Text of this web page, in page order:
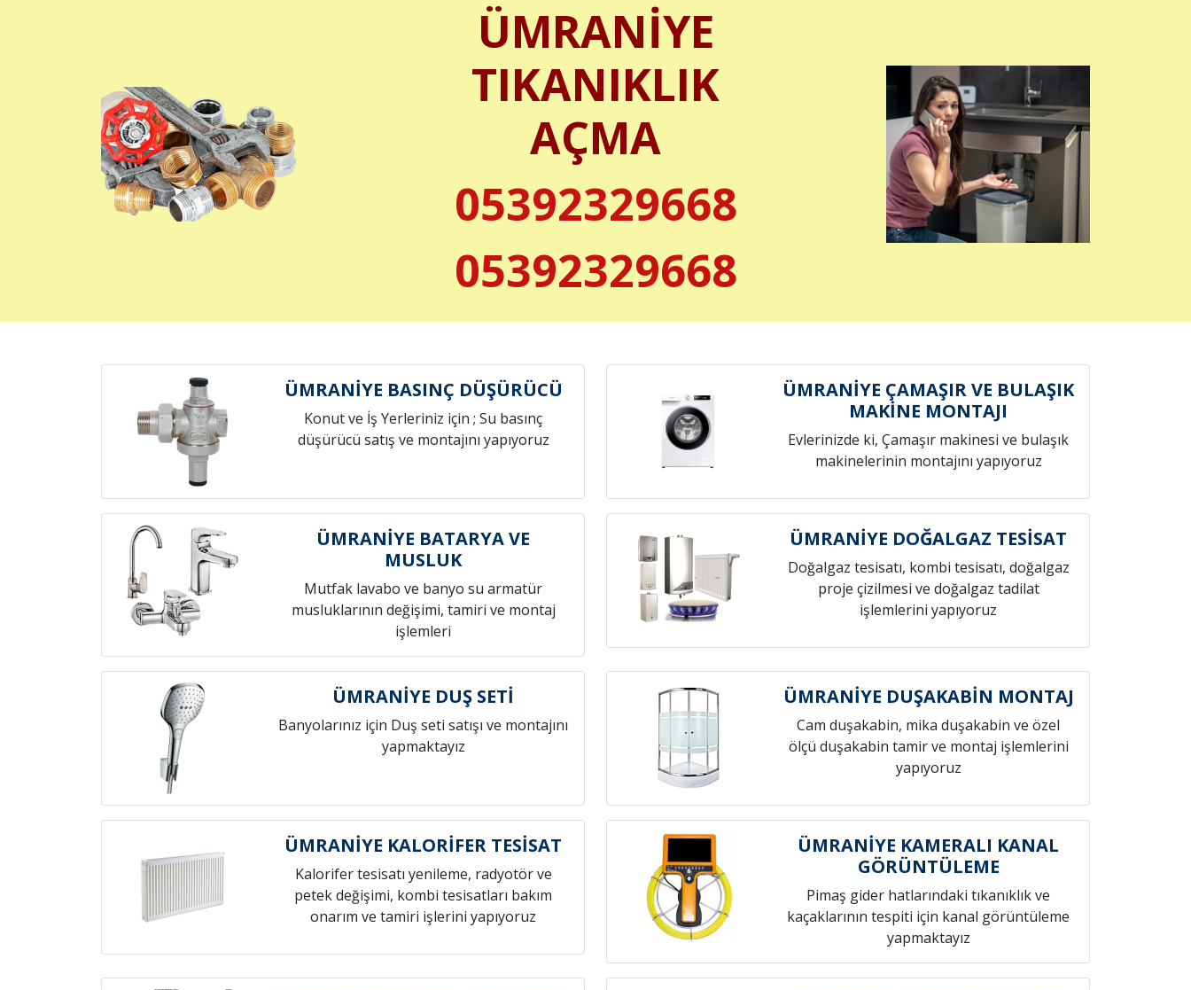
ÜMRANİYE
TIKANIKLIK
AÇMA
05392329668
05392329668
ÜMRANİYE BASINÇ DÜŞÜRÜCÜ
Konut ve İş Yerleriniz için ; Su basınç
düşürücü satış ve montajını yapıyoruz
ÜMRANİYE ÇAMAŞIR VE BULAŞIK
MAKİNE MONTAJI
Evlerinizde ki, Çamaşır makinesi ve bulaşık
makinelerinin montajını yapıyoruz
ÜMRANİYE BATARYA VE
MUSLUK
Mutfak lavabo ve banyo su armatür
musluklarının değişimi, tamiri ve montaj
işlemleri
ÜMRANİYE DOĞALGAZ TESİSAT
Doğalgaz tesisatı, kombi tesisatı, doğalgaz
proje çizilmesi ve doğalgaz tadilat
işlemlerini yapıyoruz
ÜMRANİYE DUŞ SETİ
Banyolarınız için Duş seti satışı ve montajını
yapmaktayız
ÜMRANİYE DUŞAKABİN MONTAJ
Cam duşakabin, mika duşakabin ve özel
ölçü duşakabin tamir ve montaj işlemlerini
yapıyoruz
ÜMRANİYE KALORİFER TESİSAT
Kalorifer tesisatı yenileme, radyotör ve
petek değişimi, kombi tesisatları bakım
onarım ve tamiri işlerini yapıyoruz
ÜMRANİYE KAMERALI KANAL
GÖRÜNTÜLEME
Pimaş gider hatlarındaki tıkanıklık ve
kaçaklarının tespiti için kanal görüntüleme
yapmaktayız